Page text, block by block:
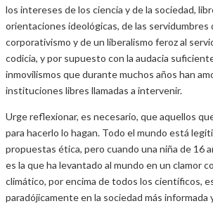
los intereses de los ciencia y de la sociedad,
orientaciones ideológicas, de las servidumbres
corporativismo y de un liberalismo feroz al
codicia, y por supuesto con la audacia
inmovilismos que durante muchos años han
instituciones libres llamadas a intervenir.
Urge reflexionar, es necesario, que aquellos
para hacerlo lo hagan. Todo el mundo está
propuestas ética, pero cuando una niña de 16
es la que ha levantado al mundo en un clamor
climático, por encima de todos los científicos,
paradójicamente en la sociedad más informada